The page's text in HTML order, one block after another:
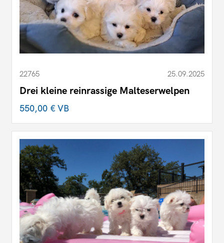
22765 25.09.2025
Drei kleine reinrassige Malteserwelpen
550,00 €VB